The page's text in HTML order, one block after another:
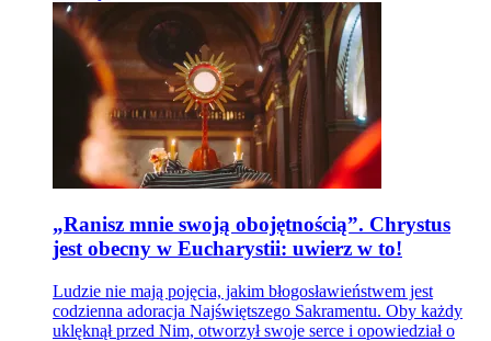
„Ranisz mnie swoją obojętnością”. Chrystus
jest obecny w Eucharystii: uwierz w to!
Ludzie nie mają pojęcia, jakim błogosławieństwem jest
codzienna adoracja Najświętszego Sakramentu. Oby każdy
uklęknął przed Nim, otworzył swoje serce i opowiedział o